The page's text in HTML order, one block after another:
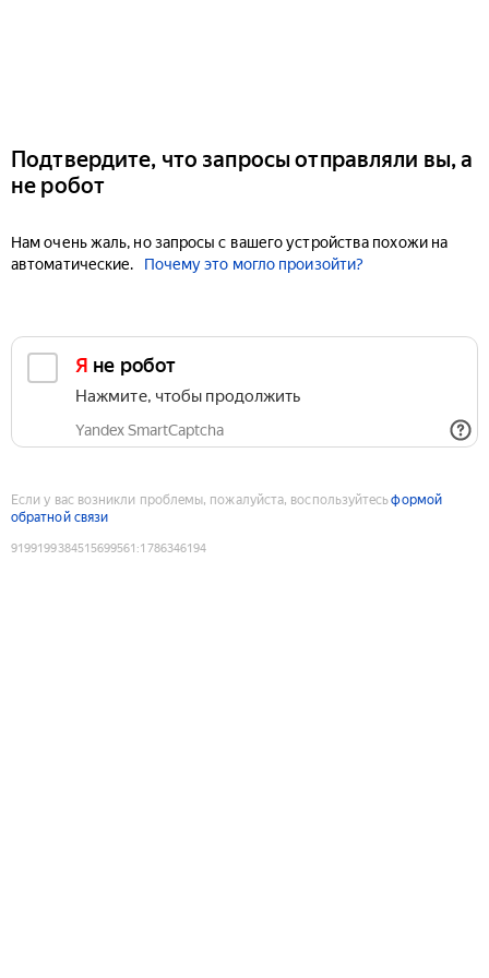
Подтвердите, что запросы отправляли вы, а
не робот
Нам очень жаль, но запросы с вашего устройства похожи на
автоматические.
Почему это могло произойти?
Я не робот
Нажмите, чтобы продолжить
Yandex SmartCaptcha
Если у вас возникли проблемы, пожалуйста, воспользуйтесьформой
обратной связи
9199199384515699561 :1786346194